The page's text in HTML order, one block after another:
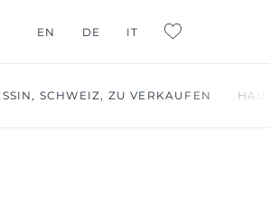
EN DE IT
SCHWEIZ, ZU VERKAUFEN